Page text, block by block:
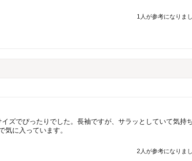
1 人が参考になりま
ズでぴったりでした。長袖ですが、サラッとしていて気持
気に入っています。
2 人が参考になりま